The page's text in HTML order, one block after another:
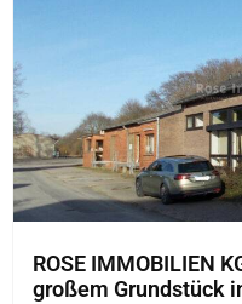
ROSE IMMOBILIEN
großem Grundstück